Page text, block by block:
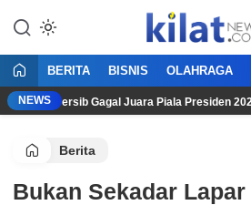
KilatNews.co
Mencerdaskan Anak
BERITA BISNIS OLAHRAGA
NEWS
Persib Gagal Juara Piala Presiden 2026
Berita
Bukan Sekadar